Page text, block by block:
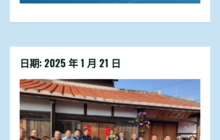
日期: 2025 年 1 月 21 日